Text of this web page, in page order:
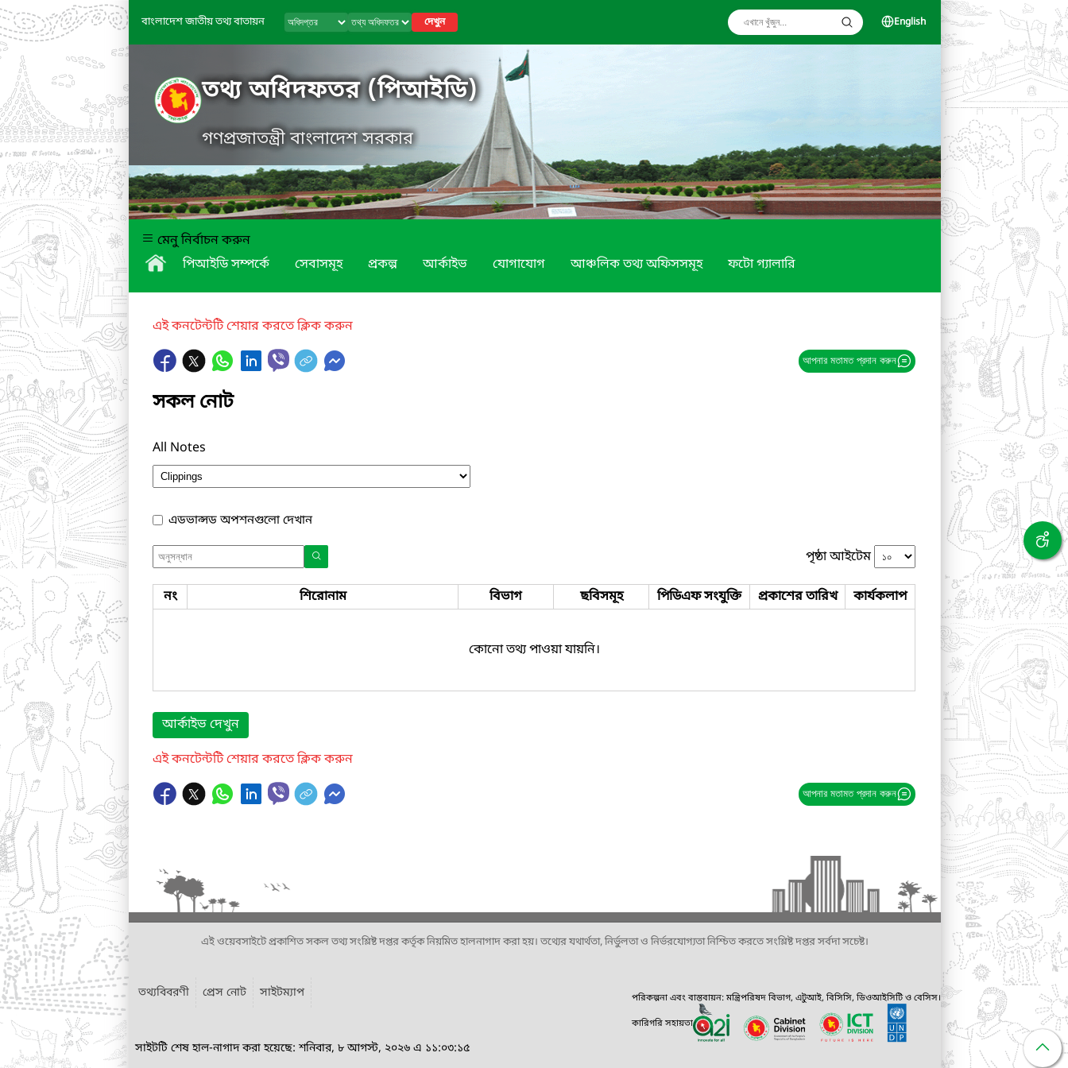
বাংলাদেশ জাতীয় তথ্য বাতায়ন দেখুন English
তথ্য অধিদফতর (পিআইডি)
গণপ্রজাতন্ত্রী বাংলাদেশ সরকার
মেনু নির্বাচন করুন
পিআইডি সম্পর্কে
সেবাসমূহ প্রকল্প আর্কাইভ যোগাযোগ আঞ্চলিক তথ্য অফিসসমূহ ফটো গ্যালারি
এই কনটেন্টটি শেয়ার করতে ক্লিক করুন
আপনার মতামত প্রদান করুন
সকল নোট
All Notes
এডভান্সড অপশনগুলো দেখান
পৃষ্ঠা আইটেম
নং শিরোনাম বিভাগ ছবিসমূহ পিডিএফ সংযুক্তি প্রকাশের তারিখ কার্যকলাপ
কোনো তথ্য পাওয়া যায়নি।
আর্কাইভ দেখুন
এই কনটেন্টটি শেয়ার করতে ক্লিক করুন
আপনার মতামত প্রদান করুন
এই ওয়েবসাইটে প্রকাশিত সকল তথ্য সংশ্লিষ্ট দপ্তর কর্তৃক নিয়মিত হালনাগাদ করা হয়। তথ্যের যথার্থতা, নির্ভুলতা ও নির্ভরযোগ্যতা নিশ্চিত করতে সংশ্লিষ্ট দপ্তর সর্বদা সচেষ্ট।
তথ্যবিবরণী প্রেস নোট সাইটম্যাপ
সাইটটি শেষ হাল-নাগাদ করা হয়েছে: শনিবার, ৮ আগস্ট, ২০২৬ এ ১১:০৩:১৫
পরিকল্পনা এবং বাস্তবায়ন: মন্ত্রিপরিষদ বিভাগ, এটুআই, বিসিসি, ডিওআইসিটি ও বেসিস।
কারিগরি সহায়তা